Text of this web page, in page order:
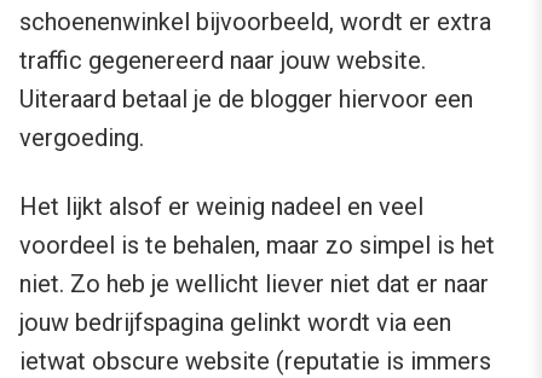
schoenenwinkel bijvoorbeeld, wordt er extra
traffic gegenereerd naar jouw website.
Uiteraard betaal je de blogger hiervoor een
vergoeding.
Het lijkt alsof er weinig nadeel en veel
voordeel is te behalen, maar zo simpel is het
niet. Zo heb je wellicht liever niet dat er naar
jouw bedrijfspagina gelinkt wordt via een
ietwat obscure website (reputatie is immers